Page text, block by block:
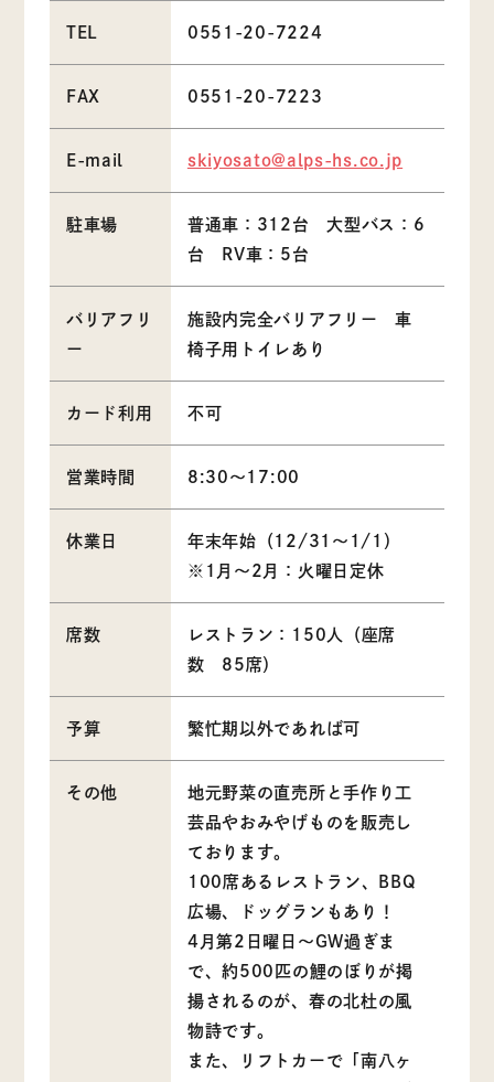
TEL 0551-20-7224
FAX 0551-20-7223
E-mail skiyosato@alps-hs.co.jp
駐車場
普通車：312台 大型バス：6
台 RV車：5台
バリアフリ
ー
施設内完全バリアフリー 車
椅子用トイレあり
カード利用 不可
営業時間 8:30〜17:00
休業日
年末年始（12/31～1/1）
※1月～2月：火曜日定休
席数
レストラン：150人（座席
数 85席）
予算 繁忙期以外であれば可
その他
地元野菜の直売所と手作り工
芸品やおみやげものを販売し
ております。
100席あるレストラン、BBQ
広場、ドッグランもあり！
4月第2日曜日〜GW過ぎま
で、約500匹の鯉のぼりが掲
揚されるのが、春の北杜の風
物詩です。
また、リフトカーで「南八ヶ